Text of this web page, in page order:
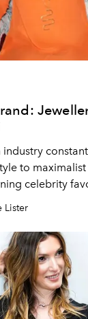
to
celebrity
mainstay all
Lister